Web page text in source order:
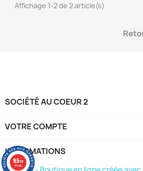
Affichage 1-2 de 2 article(s)
SOCIÉTÉ AU COEUR 2
VOTRE COMPTE
INFORMATIONS
9.5/10
163 avis